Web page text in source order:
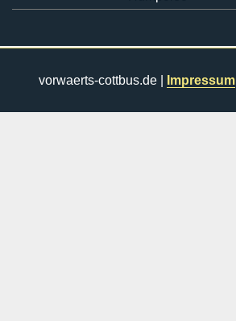
vorwaerts-cottbus.de | Impressum